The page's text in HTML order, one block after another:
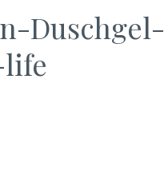
Duschgel-